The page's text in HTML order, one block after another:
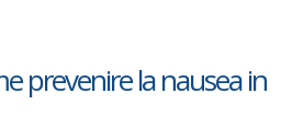
prevenire la nausea in